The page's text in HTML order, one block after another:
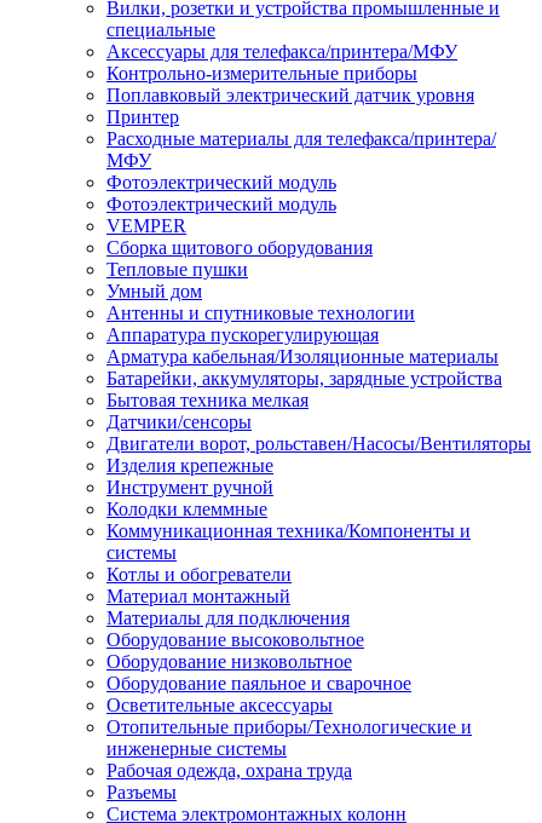
Вилки, розетки и устройства промышленные и
специальные
Аксессуары для телефакса/принтера/МФУ
Контрольно-измерительные приборы
Поплавковый электрический датчик уровня
Принтер
Расходные материалы для телефакса/принтера/
МФУ
Фотоэлектрический модуль
Фотоэлектрический модуль
VEMPER
Сборка щитового оборудования
Тепловые пушки
Умный дом
Антенны и спутниковые технологии
Аппаратура пускорегулирующая
Арматура кабельная/Изоляционные материалы
Батарейки, аккумуляторы, зарядные устройства
Бытовая техника мелкая
Датчики/сенсоры
Двигатели ворот, рольставен/Насосы/Вентиляторы
Изделия крепежные
Инструмент ручной
Колодки клеммные
Коммуникационная техника/Компоненты и
системы
Котлы и обогреватели
Материал монтажный
Материалы для подключения
Оборудование высоковольтное
Оборудование низковольтное
Оборудование паяльное и сварочное
Осветительные аксессуары
Отопительные приборы/Технологические и
инженерные системы
Рабочая одежда, охрана труда
Разъемы
Система электромонтажных колонн